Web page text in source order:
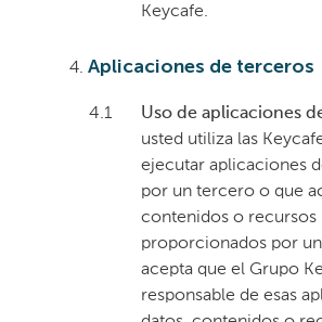
Keycafe.
Aplicaciones de terceros
4.1 Uso de aplicaciones
usted utiliza las
ejecutar aplicaciones
por un tercero o que
contenidos o recursos
proporcionados por
acepta que el Grupo
responsable de esas